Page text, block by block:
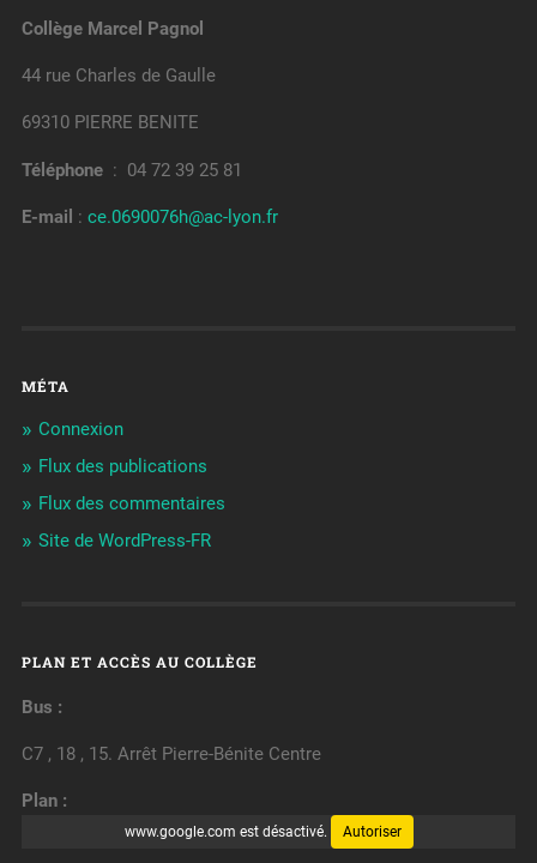
Collège Marcel Pagnol
44 rue Charles de Gaulle
69310 PIERRE BENITE
Téléphone : 04 72 39 25 81
E-mail : ce.0690076h@ac-lyon.fr
MÉTA
Connexion
Flux des publications
Flux des commentaires
Site de WordPress-FR
PLAN ET ACCÈS AU COLLÈGE
Bus :
C7 , 18 , 15. Arrêt Pierre-Bénite Centre
Plan :
www.google.com est désactivé. Autoriser